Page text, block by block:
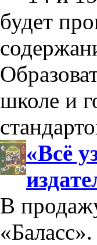
будет
школе и
«Всё
В
«Баласс».